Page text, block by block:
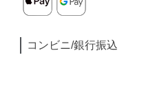
コンビニ/銀行振込